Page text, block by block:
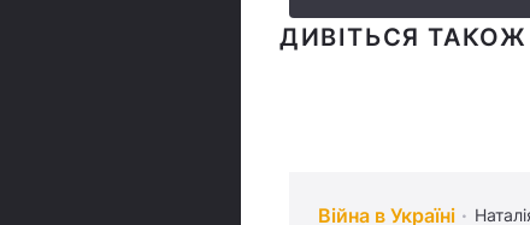
ДИВІТЬСЯ ТАКОЖ
Війна в Україні